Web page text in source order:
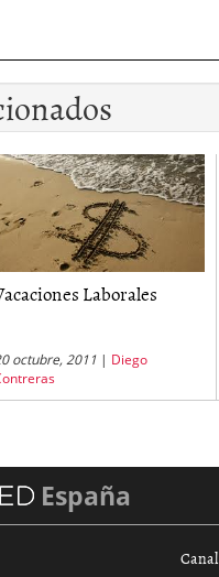
Cesantias 2013
11 diciembre, 2012
Casale
España